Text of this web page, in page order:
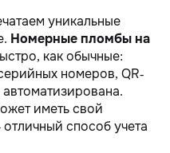
уникальные
Номерные пломбы на
как обычные:
номеров, QR-
иметь свой
способ учета